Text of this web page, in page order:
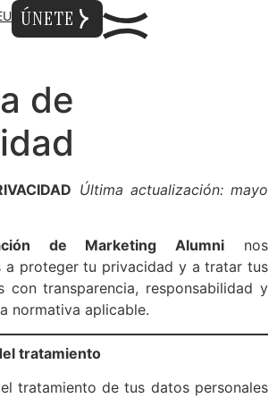
ÚNETE
de
Última actualización: mayo
de Marketing Alumni nos
a proteger tu privacidad y a tratar tus
con transparencia, responsabilidad y
normativa aplicable.
tratamiento
tratamiento de tus datos personales